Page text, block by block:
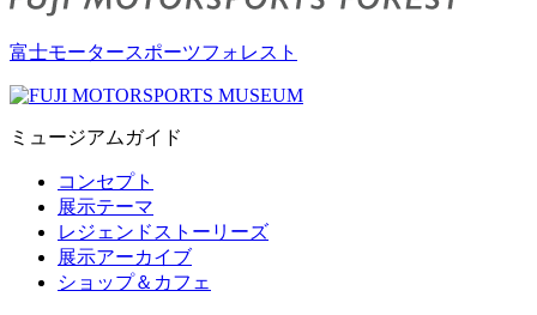
富士モータースポーツフォレスト
ミュージアムガイド
コンセプト
展示テーマ
レジェンドストーリーズ
展示アーカイブ
ショップ＆カフェ